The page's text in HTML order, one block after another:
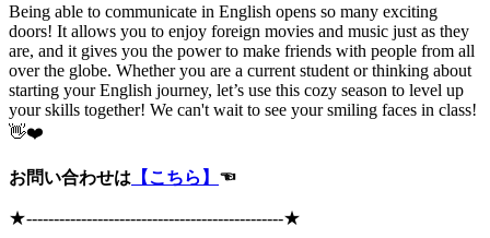
Being able to communicate in English opens so many exciting
doors! It allows you to enjoy foreign movies and music just as they
are, and it gives you the power to make friends with people from all
over the globe. Whether you are a current student or thinking about
starting your English journey, let’s use this cozy season to level up
your skills together! We can't wait to see your smiling faces in class!
👋❤️
お問い合わせは 【こちら】 ☜
★-----------------------------------------------★